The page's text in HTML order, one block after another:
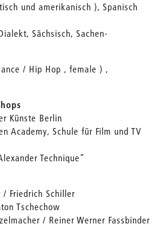
und amerikanisch ), Spanisch
Sächsisch, Sachen-
/ Hip Hop , female ) ,
Künste Berlin
Academy, Schule für Film und TV
Technique”
/ Friedrich Schiller
Tschechow
/ Reiner Werner Fassbinder